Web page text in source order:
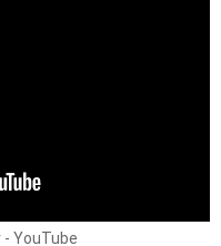
YouTube